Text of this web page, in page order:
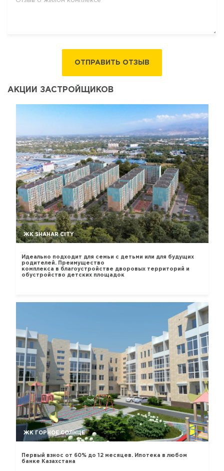
ОТПРАВИТЬ ОТЗЫВ
АКЦИИ ЗАСТРОЙЩИКОВ
ЖК SHAHAR CITY
Идеально подходит для семьи с детьми или для будущих
родителей. Преимущество
комплекса в благоустройстве дворовых территорий и
обустройство детских площадок
ЖК ГОРНОЕ СОЛНЦЕ
Первый взнос от 60% до 12 месяцев. Ипотека в любом
банке Казахстана